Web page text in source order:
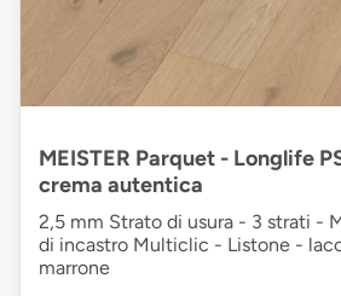
MEISTER Parquet - Longlife
crema autentica
2,5 mm Strato di usura - 3 strati -
di incastro Multiclic - Listone -
marrone